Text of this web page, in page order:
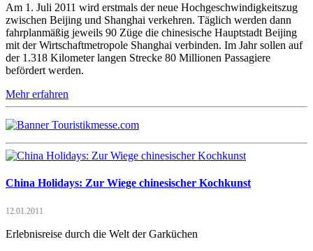
Am 1. Juli 2011 wird erstmals der neue Hochgeschwindigkeitszug
zwischen Beijing und Shanghai verkehren. Täglich werden dann
fahrplanmäßig jeweils 90 Züge die chinesische Hauptstadt Beijing
mit der Wirtschaftmetropole Shanghai verbinden. Im Jahr sollen auf
der 1.318 Kilometer langen Strecke 80 Millionen Passagiere
befördert werden.
Mehr erfahren
China Holidays: Zur Wiege chinesischer Kochkunst
12.01.2011
Erlebnisreise durch die Welt der Garküchen